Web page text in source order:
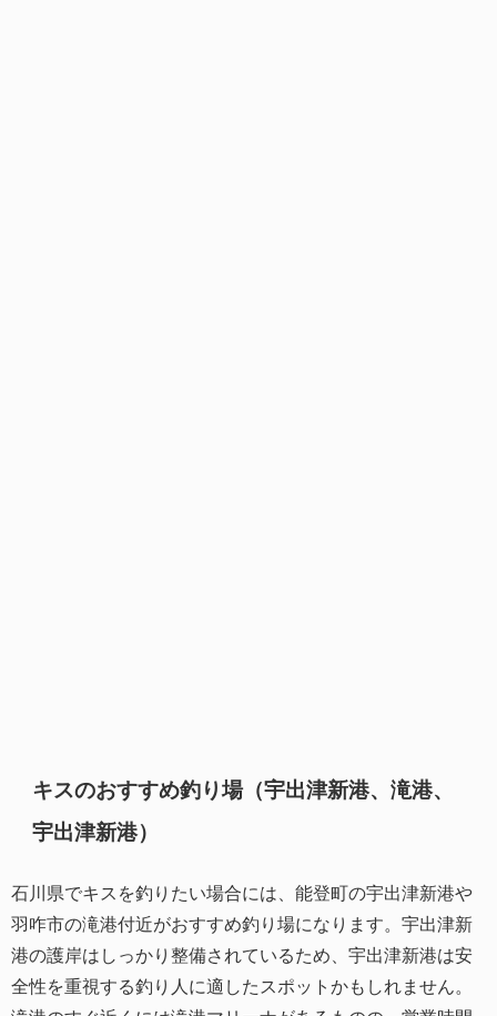
キスのおすすめ釣り場（宇出津新港、滝港、
宇出津新港）
石川県でキスを釣りたい場合には、能登町の宇出津新港や
羽咋市の滝港付近がおすすめ釣り場になります。宇出津新
港の護岸はしっかり整備されているため、宇出津新港は安
全性を重視する釣り人に適したスポットかもしれません。